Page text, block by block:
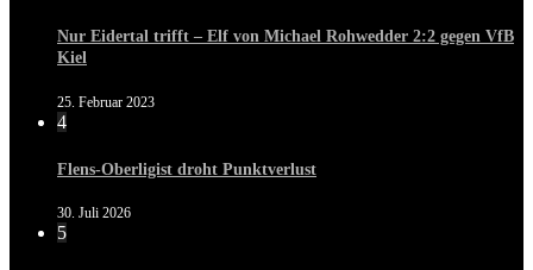
Nur Eidertal trifft – Elf von Michael Rohwedder 2:2 gegen VfB
Kiel
25. Februar 2023
4
Flens-Oberligist droht Punktverlust
30. Juli 2026
5